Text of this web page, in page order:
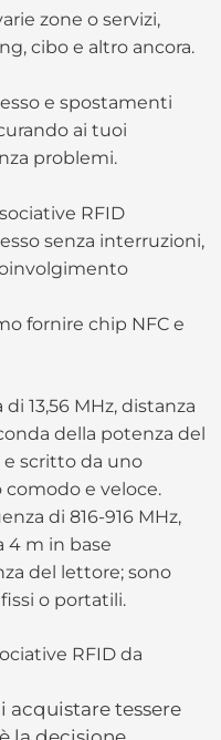
zone o servizi,
cibo e altro ancora.
e spostamenti
ai tuoi
problemi.
RFID
senza interruzioni,
fornire chip NFC e
13,56 MHz, distanza
della potenza del
e scritto da uno
e veloce.
di 816-916 MHz,
4 m in base
del lettore; sono
o portatili.
RFID da
acquistare tessere